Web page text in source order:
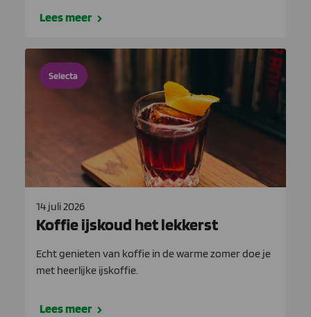
Lees meer
Selecta
14 juli 2026
Koffie ijskoud het lekkerst
Echt genieten van koffie in de warme zomer doe je
met heerlijke ijskoffie.
Lees meer